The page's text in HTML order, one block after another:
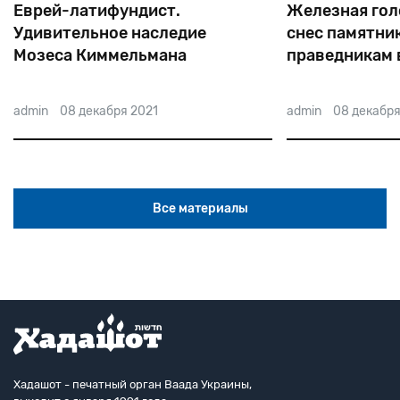
Еврей-латифундист.
Удивительное наследие
Мозеса Киммельмана
admin 08 декабря 2021
Железная
снес
праведникам
admin 08
Все материалы
Хадашот - печатный орган Ваада Украины,